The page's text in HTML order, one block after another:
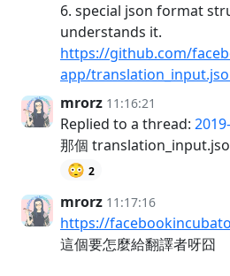
6. special json format
understands it.
https://github.com/
app/
mrorz 11:16:21
Replied to a thread:
那個
😳 2
mrorz 11:17:16
https://
這個要怎麼給翻譯者呀囧